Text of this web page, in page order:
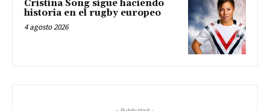
Cristina Song sigue haciendo
historia en el rugby europeo
4 agosto 2026